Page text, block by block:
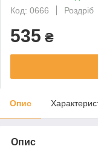
Код: 0666
Роздріб
535 ₴
Опис
Опис